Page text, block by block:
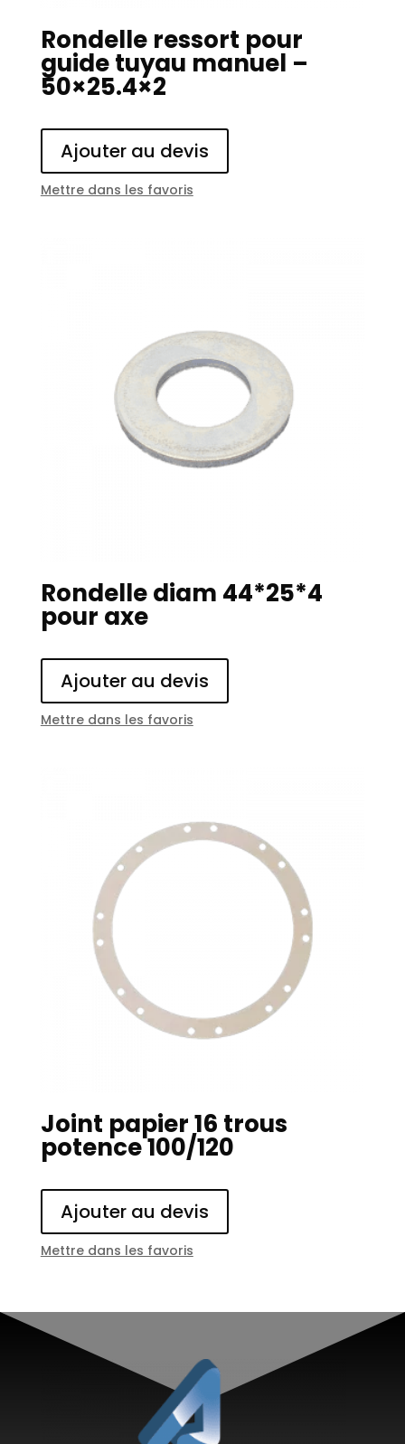
Rondelle ressort pour
guide tuyau manuel –
50×25.4×2
Ajouter au devis
Mettre dans les favoris
Rondelle diam 44*25*4
pour axe
Ajouter au devis
Mettre dans les favoris
Joint papier 16 trous
potence 100/120
Ajouter au devis
Mettre dans les favoris